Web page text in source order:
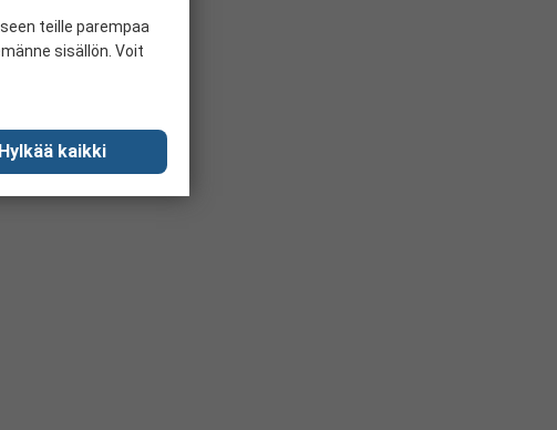
teille parempaa
sisällön. Voit
Hylkää kaikki